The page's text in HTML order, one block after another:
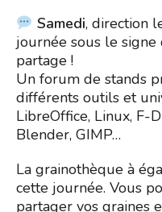
Samedi, direction
journée sous le
partage !
Un forum de stands
différents outils et
LibreOffice, Linux, F-
Blender, GIMP…
La grainothèque à
cette journée. Vous
partager vos graines